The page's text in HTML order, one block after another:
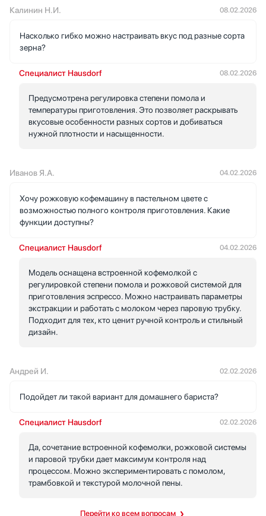
Калинин Н.И. 08.02.2026
Насколько гибко можно настраивать вкус под разные сорта
зерна?
Специалист Hausdorf 08.02.2026
Предусмотрена регулировка степени помола и
температуры приготовления. Это позволяет раскрывать
вкусовые особенности разных сортов и добиваться
нужной плотности и насыщенности.
Иванов Я.А. 04.02.2026
Хочу рожковую кофемашину в пастельном цвете с
возможностью полного контроля приготовления. Какие
функции доступны?
Специалист Hausdorf 04.02.2026
Модель оснащена встроенной кофемолкой с
регулировкой степени помола и рожковой системой для
приготовления эспрессо. Можно настраивать параметры
экстракции и работать с молоком через паровую трубку.
Подходит для тех, кто ценит ручной контроль и стильный
дизайн.
Андрей И. 02.02.2026
Подойдет ли такой вариант для домашнего бариста?
Специалист Hausdorf 02.02.2026
Да, сочетание встроенной кофемолки, рожковой системы
и паровой трубки дает максимум контроля над
процессом. Можно экспериментировать с помолом,
трамбовкой и текстурой молочной пены.
Перейти ко всем вопросам